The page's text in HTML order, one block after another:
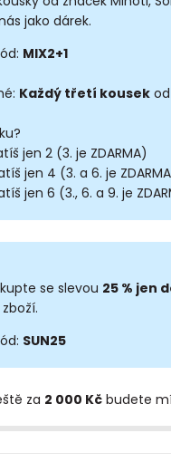
jako dárek.
MIX2+1
Každý třetí kousekod
jen 2 (3. je ZDARMA)
jen 4 (3. a 6. je
jen 6 (3., 6. a 9. je
se slevou 25 % jen
SUN25
za 2 000 Kčbudete